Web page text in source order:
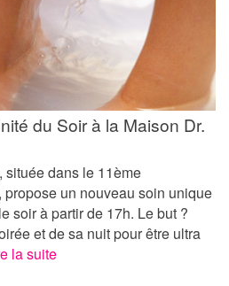
du Soir à la Maison Dr.
située dans le 11ème
un nouveau soin unique
soir à partir de 17h. Le but ?
et de sa nuit pour être ultra
la suite